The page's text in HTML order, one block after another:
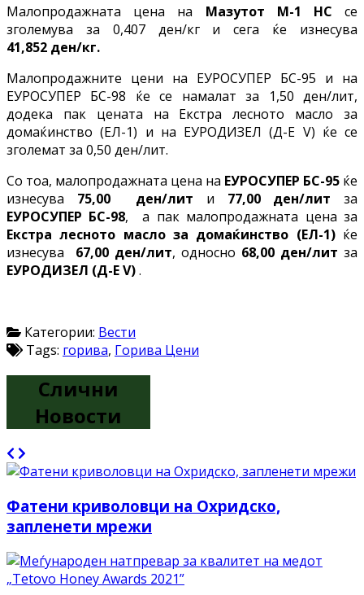
Малопродажната цена на Мазутот М-1 НС се
зголемува за 0,407 ден/кг и сега ќе изнесува
41,852 ден/кг.
Малопродажните цени на ЕУРОСУПЕР БС-95 и на
ЕУРОСУПЕР БС-98 ќе се намалат за 1,50 ден/лит,
додека пак цената на Екстра лесното масло за
домаќинство (ЕЛ-1) и на ЕУРОДИЗЕЛ (Д-Е V) ќе се
зголемат за 0,50 ден/лит.
Со тоа, малопродажната цена на ЕУРОСУПЕР БС-95 ќе
изнесува 75,00 ден/лит и 77,00 ден/лит за
ЕУРОСУПЕР БС-98, а пак малопродажната цена за
Екстра лесното масло за домаќинство (ЕЛ-1)ќе
изнесува 67,00 ден/лит, односно 68,00 ден/лит за
ЕУРОДИЗЕЛ (Д-Е V).
Категории: Вести
Tags: горива, Горива Цени
Слични
Новости
Фатени криволовци на Охридско,
запленети мрежи